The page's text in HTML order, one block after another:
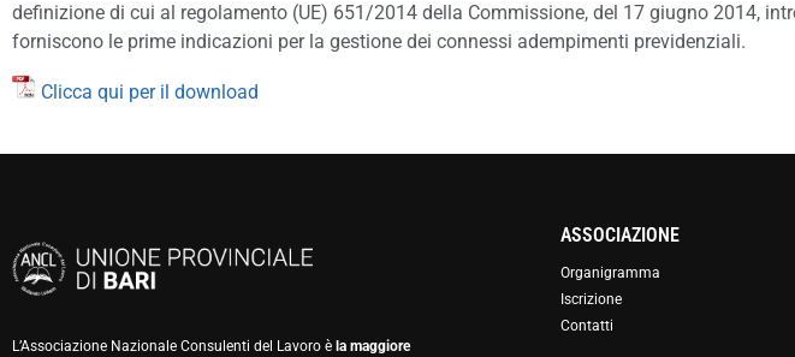
definizione di cui al regolamento (UE) 651/2014 della Commissione, del 17 giugno 2014,
forniscono le prime indicazioni per la gestione dei connessi adempimenti previdenziali.
Clicca qui per il download
L’Associazione Nazionale Consulenti del Lavoro è la maggiore
ASSOCIAZIONE
Organigramma
Iscrizione
Contatti